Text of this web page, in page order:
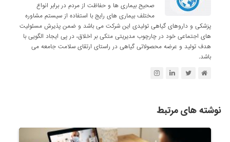
صحیح بیماری ها و حفاظت از مردم در برابر انواع
مختلف بیماری های رایج با استفاده از سیستم مشاوره
پزشکی و داروهای گیاهی تولیدی این شرکت می باشد و ضمن پذیرش مسئولیت
های اجتماعی خود در چارچوب مدیریتی متکی بر اخلاق، در پی ایجاد الگویی با
هدف تولید و عرضه محصولاتی گیاهی در راستای ارتقای سلامت جامعه می
باشد.
نوشته های مرتبط